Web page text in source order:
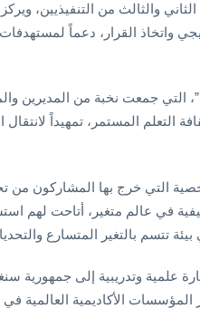
الثاني والثالث من التنفيذيين،
واتخاذ القرار، دعماً
جمعت نخبة من المديرين
التعلم المستمر، تمهيداً
التي خرج بها المشاركون من
في عالم متغير، أتاحت لهم
تتسم بالتغير المتسارع
علمية وتدريبية إلى جمهورية
الأكاديمية العالمية في